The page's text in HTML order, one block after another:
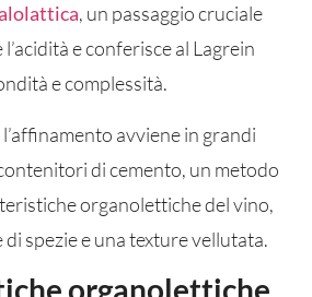
, un passaggio cruciale
e conferisce al Lagrein
e complessità.
avviene in grandi
di cemento, un metodo
organolettiche del vino,
spezie e una texture vellutata.